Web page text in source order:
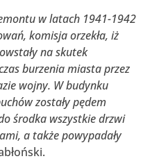
w latach 1941-1942
komisja orzekła, iż
na skutek
burzenia miasta przez
wojny. W budynku
zostały pędem
środka wszystkie drzwi
a także powypadały